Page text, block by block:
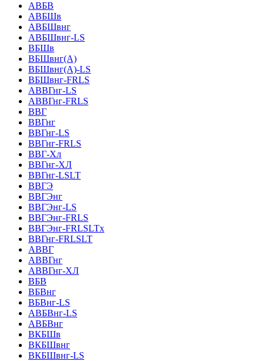
АВБВ
АВБШв
АВБШвнг
АВБШвнг-LS
ВБШв
ВБШвнг(A)
ВБШвнг(А)-LS
ВБШвнг-FRLS
АВВГнг-LS
АВВГнг-FRLS
ВВГ
ВВГнг
ВВГнг-LS
ВВГнг-FRLS
ВВГ-Хл
ВВГнг-ХЛ
ВВГнг-LSLT
ВВГЭ
ВВГЭнг
ВВГЭнг-LS
ВВГЭнг-FRLS
ВВГЭнг-FRLSLTх
ВВГнг-FRLSLT
АВВГ
АВВГнг
АВВГнг-ХЛ
ВБВ
ВБВнг
ВБВнг-LS
АВБВнг-LS
АВБВнг
ВКБШв
ВКБШвнг
ВКБШвнг-LS